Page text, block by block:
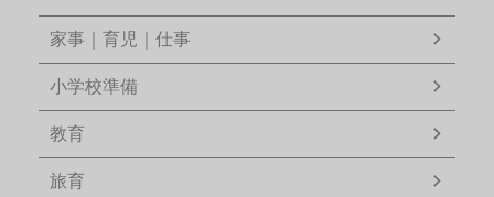
家事｜育児｜仕事
小学校準備
教育
旅育